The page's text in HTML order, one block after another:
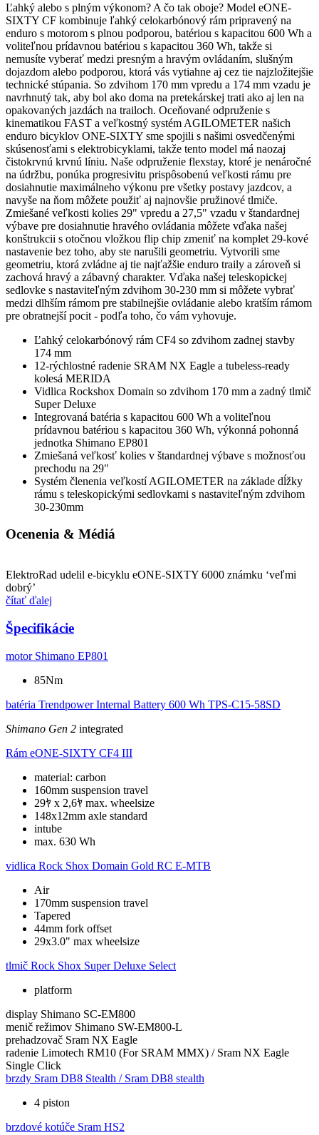
Ľahký alebo s plným výkonom? A čo tak oboje? Model eONE-
SIXTY CF kombinuje ľahký celokarbónový rám pripravený na
enduro s motorom s plnou podporou, batériou s kapacitou 600 Wh a
voliteľnou prídavnou batériou s kapacitou 360 Wh, takže si
nemusíte vyberať medzi presným a hravým ovládaním, slušným
dojazdom alebo podporou, ktorá vás vytiahne aj cez tie najzložitejšie
technické stúpania. So zdvihom 170 mm vpredu a 174 mm vzadu je
navrhnutý tak, aby bol ako doma na pretekárskej trati ako aj len na
opakovaných jazdách na trailoch. Oceňované odpruženie s
kinematikou FAST a veľkostný systém AGILOMETER našich
enduro bicyklov ONE-SIXTY sme spojili s našimi osvedčenými
skúsenosťami s elektrobicyklami, takže tento model má naozaj
čistokrvnú krvnú líniu. Naše odpruženie flexstay, ktoré je nenáročné
na údržbu, ponúka progresivitu prispôsobenú veľkosti rámu pre
dosiahnutie maximálneho výkonu pre všetky postavy jazdcov, a
navyše na ňom môžete použiť aj najnovšie pružinové tlmiče.
Zmiešané veľkosti kolies 29" vpredu a 27,5" vzadu v štandardnej
výbave pre dosiahnutie hravého ovládania môžete vďaka našej
konštrukcii s otočnou vložkou flip chip zmeniť na komplet 29-kové
nastavenie bez toho, aby ste narušili geometriu. Vytvorili sme
geometriu, ktorá zvládne aj tie najťažšie enduro traily a zároveň si
zachová hravý a zábavný charakter. Vďaka našej teleskopickej
sedlovke s nastaviteľným zdvihom 30-230 mm si môžete vybrať
medzi dlhším rámom pre stabilnejšie ovládanie alebo kratším rámom
pre obratnejší pocit - podľa toho, čo vám vyhovuje.
Ľahký celokarbónový rám CF4 so zdvihom zadnej stavby
174 mm
12-rýchlostné radenie SRAM NX Eagle a tubeless-ready
kolesá MERIDA
Vidlica Rockshox Domain so zdvihom 170 mm a zadný tlmič
Super Deluxe
Integrovaná batéria s kapacitou 600 Wh a voliteľnou
prídavnou batériou s kapacitou 360 Wh, výkonná pohonná
jednotka Shimano EP801
Zmiešaná veľkosť kolies v štandardnej výbave s možnosťou
prechodu na 29"
Systém členenia veľkostí AGILOMETER na základe dĺžky
rámu s teleskopickými sedlovkami s nastaviteľným zdvihom
30-230mm
Ocenenia & Médiá
ElektroRad udelil e-bicyklu eONE-SIXTY 6000 známku ‘veľmi
dobrý’
čítať ďalej
Špecifikácie
motor Shimano EP801
85Nm
batéria Trendpower Internal Battery 600 Wh TPS-C15-58SD
Shimano Gen 2 integrated
Rám eONE-SIXTY CF4 III
material: carbon
160mm suspension travel
29ﾔ x 2,6ﾔ max. wheelsize
148x12mm axle standard
intube
max. 630 Wh
vidlica Rock Shox Domain Gold RC E-MTB
Air
170mm suspension travel
Tapered
44mm fork offset
29x3.0" max wheelsize
tlmič Rock Shox Super Deluxe Select
platform
display Shimano SC-EM800
menič režimov Shimano SW-EM800-L
prehadzovač Sram NX Eagle
radenie Limotech RM10 (For SRAM MMX) / Sram NX Eagle
Single Click
brzdy Sram DB8 Stealth / Sram DB8 stealth
4 piston
brzdové kotúče Sram HS2